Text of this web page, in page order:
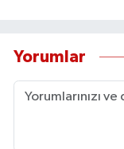
Yorumlar